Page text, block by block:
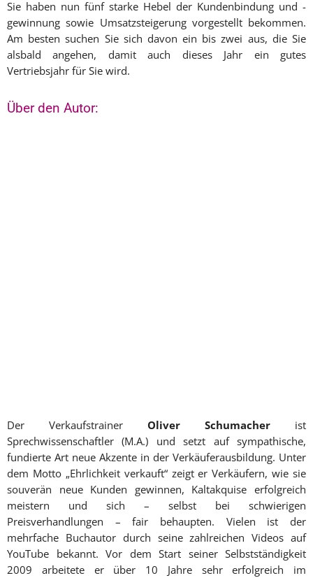
Sie haben nun fünf starke Hebel der Kundenbindung und -
gewinnung sowie Umsatzsteigerung vorgestellt bekommen.
Am besten suchen Sie sich davon ein bis zwei aus, die Sie
alsbald angehen, damit auch dieses Jahr ein gutes
Vertriebsjahr für Sie wird.
Über den Autor:
Der Verkaufstrainer Oliver Schumacher ist
Sprechwissenschaftler (M.A.) und setzt auf sympathische,
fundierte Art neue Akzente in der Verkäuferausbildung. Unter
dem Motto „Ehrlichkeit verkauft“ zeigt er Verkäufern, wie sie
souverän neue Kunden gewinnen, Kaltakquise erfolgreich
meistern und sich – selbst bei schwierigen
Preisverhandlungen – fair behaupten. Vielen ist der
mehrfache Buchautor durch seine zahlreichen Videos auf
YouTube bekannt. Vor dem Start seiner Selbstständigkeit
2009 arbeitete er über 10 Jahre sehr erfolgreich im